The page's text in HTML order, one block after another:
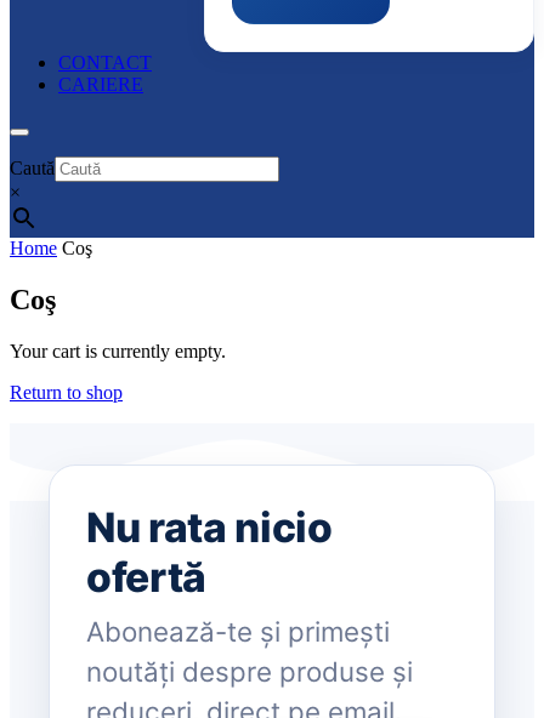
CONTACT
CARIERE
Caută
×
Home Coş
Coş
Your cart is currently empty.
Return to shop
Nu rata nicio
ofertă
Abonează-te și primești
noutăți despre produse și
reduceri, direct pe email.